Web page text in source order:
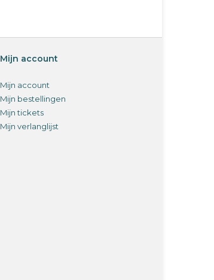
Mijn account
Mijn account
Mijn bestellingen
Mijn tickets
Mijn verlanglijst